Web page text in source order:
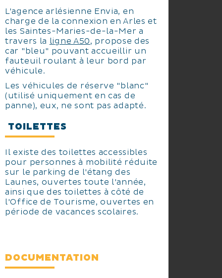
L'agence arlésienne Envia, en
charge de la connexion en Arles et
les Saintes-Maries-de-la-Mer a
travers la ligne A50, propose des
car "bleu" pouvant accueillir un
fauteuil roulant à leur bord par
véhicule.
Les véhicules de réserve "blanc"
(utilisé uniquement en cas de
panne), eux, ne sont pas adapté.
TOILETTES
Il existe des toilettes accessibles
pour personnes à mobilité réduite
sur le parking de l'étang des
Launes, ouvertes toute l'année,
ainsi que des toilettes à côté de
l'Office de Tourisme, ouvertes en
période de vacances scolaires.
DOCUMENTATION